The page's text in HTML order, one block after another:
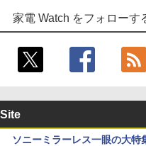
家電 Watch をフォローす
ソニーミラーレス一眼の大特